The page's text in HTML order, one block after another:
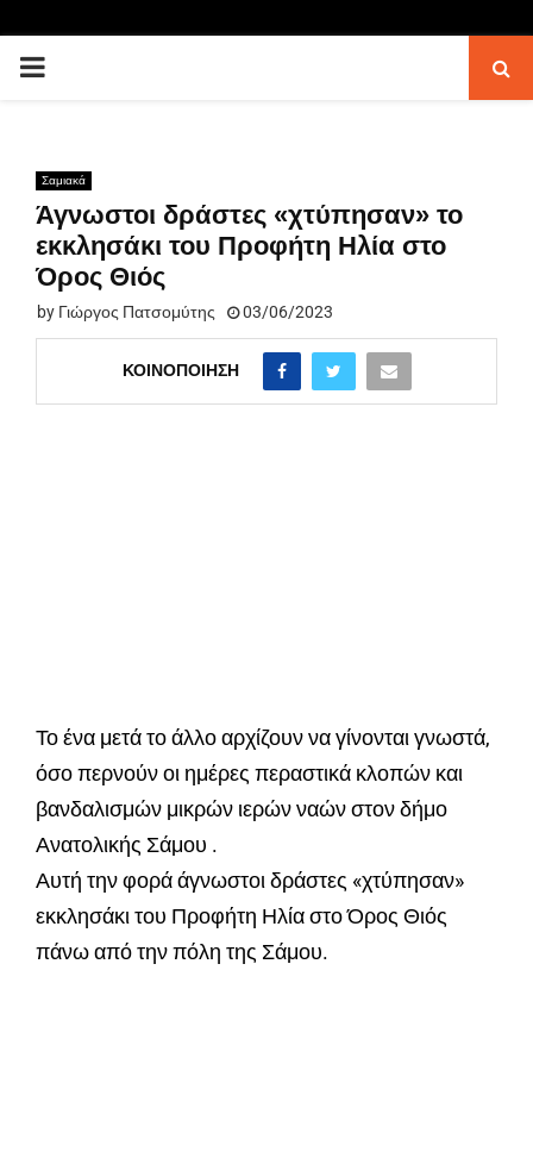
PRIMARY
Σαμιακά
Άγνωστοι δράστες «χτύπησαν» το
εκκλησάκι του Προφήτη Ηλία στο
Όρος Θιός
by Γιώργος Πατσομύτης 03/06/2023
ΚΟΙΝΟΠΟΊΗΣΗ
Το ένα μετά το άλλο αρχίζουν να γίνονται γνωστά,
όσο περνούν οι ημέρες περαστικά κλοπών και
βανδαλισμών μικρών ιερών ναών στον δήμο
Ανατολικής Σάμου .
Αυτή την φορά άγνωστοι δράστες «χτύπησαν»
εκκλησάκι του Προφήτη Ηλία στο Όρος Θιός
πάνω από την πόλη της Σάμου.